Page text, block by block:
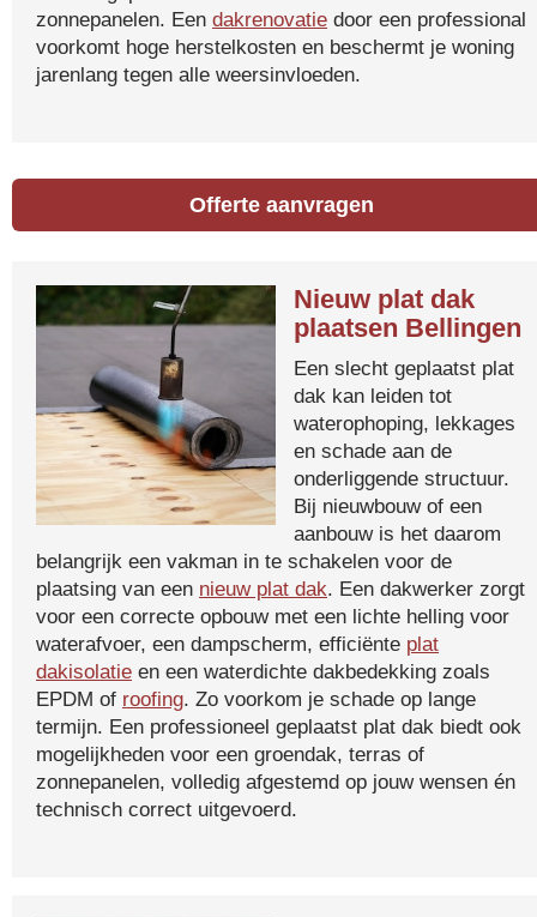
zonnepanelen. Een dakrenovatie door een professional
voorkomt hoge herstelkosten en beschermt je woning
jarenlang tegen alle weersinvloeden.
Offerte aanvragen
Nieuw plat dak
plaatsen Bellingen
Een slecht geplaatst plat
dak kan leiden tot
waterophoping, lekkages
en schade aan de
onderliggende structuur.
Bij nieuwbouw of een
aanbouw is het daarom
belangrijk een vakman in te schakelen voor de
plaatsing van een nieuw plat dak. Een dakwerker zorgt
voor een correcte opbouw met een lichte helling voor
waterafvoer, een dampscherm, efficiënte plat
dakisolatie en een waterdichte dakbedekking zoals
EPDM of roofing. Zo voorkom je schade op lange
termijn. Een professioneel geplaatst plat dak biedt ook
mogelijkheden voor een groendak, terras of
zonnepanelen, volledig afgestemd op jouw wensen én
technisch correct uitgevoerd.